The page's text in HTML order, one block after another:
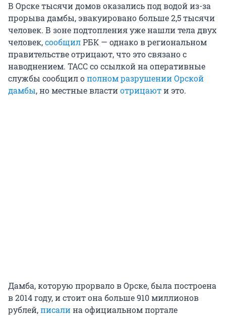
В Орске тысячи домов оказались под водой из-за
прорыва дамбы, эвакуировано больше 2,5 тысячи
человек. В зоне подтопления уже нашли тела двух
человек,сообщилРБК — однако в региональном
правительстве отрицают, что это связано с
наводнением. ТАСС со ссылкой на оперативные
службы сообщил ополном разрушении Орской
дамбы, но местные властиотрицаюти это.
Дамба, которую прорвало в Орске, была построена
в 2014 году, и стоит она больше 910 миллионов
рублей,писалина официальном портале